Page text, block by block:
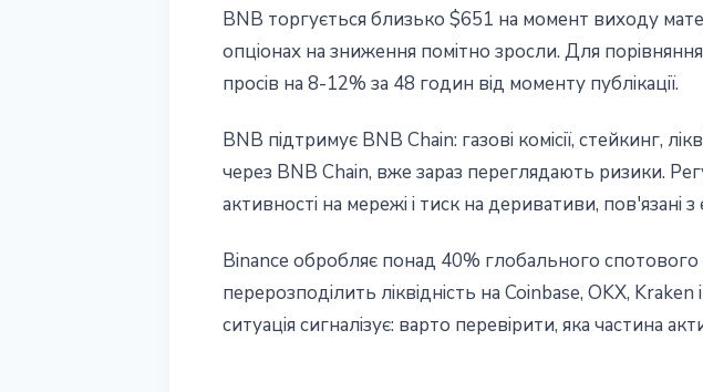
BNB торгується близько $651 на момент виходу
опціонах на зниження помітно зросли. Для
просів на 8-12% за 48 годин від моменту публікації.
BNB підтримує BNB Chain: газові комісії, стейкинг,
через BNB Chain, вже зараз переглядають ризики.
активності на мережі і тиск на деривативи, пов'язані
Binance обробляє понад 40% глобального
перерозподілить ліквідність на Coinbase, OKX,
ситуація сигналізує: варто перевірити, яка частина